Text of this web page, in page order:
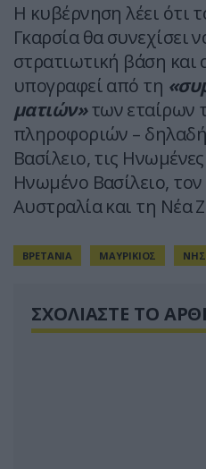
Η κυβέρνηση λέει ότι
Γκαρσία θα συνεχίσει
στρατιωτική βάση
υπογραφεί από τη
ματιών»των εταίρων
πληροφοριών –
Βασίλειο, τις
Ηνωμένο Βασίλειο,
Αυστραλία και τη Νέα
ΒΡΕΤΑΝΙΑ ΜΑΥΡΙΚΙΟΣ
ΣΧΟΛΙΑΣΤΕ ΤΟ